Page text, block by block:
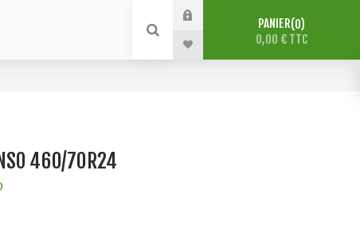
PANIER 0
0,00 € TTC
460/70R24